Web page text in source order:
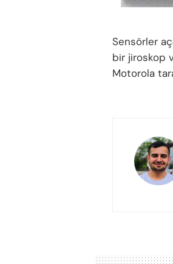
Sensörler
bir jiroskop
Motorola